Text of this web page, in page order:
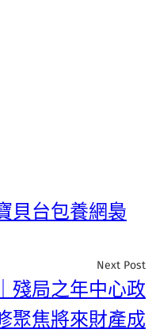
貝台包養網裊
Next Post
殘局之年中心政
聚焦將來財產成